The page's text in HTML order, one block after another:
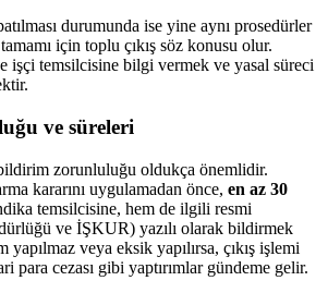
durumunda ise yine aynı prosedürler
için toplu çıkış söz konusu olur.
işçi temsilcisine bilgi vermek ve yasal süreci
ve süreleri
zorunluluğu oldukça önemlidir.
kararını uygulamadan önce, en az 30
temsilcisine, hem de ilgili resmi
ve İŞKUR) yazılı olarak bildirmek
veya eksik yapılırsa, çıkış işlemi
para cezası gibi yaptırımlar gündeme gelir.